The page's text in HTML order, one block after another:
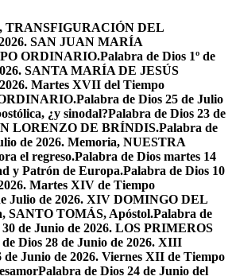
TRANSFIGURACIÓN DEL
SAN JUAN MARÍA
ORDINARIO.Palabra de Dios 1º de
SANTA MARÍA DE JESÚS
Martes XVII del Tiempo
Palabra de Dios 25 de Julio
¿y sinodal?Palabra de Dios 23 de
LORENZO DE BRÍNDIS.Palabra de
de 2026. Memoria, NUESTRA
el regreso.Palabra de Dios martes 14
y Patrón de Europa.Palabra de Dios 10
Martes XIV de Tiempo
Julio de 2026. XIV DOMINGO DEL
SANTO TOMÁS, Apóstol.Palabra de
de Junio de 2026. LOS PRIMEROS
Dios 28 de Junio de 2026. XIII
de Junio de 2026. Viernes XII de Tiempo
Palabra de Dios 24 de Junio del